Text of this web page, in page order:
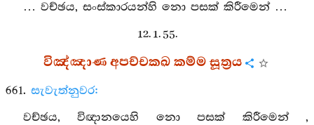
… වච්ඡය, සංස්කාරයන්හි නො පසක් කිරීමෙන් …
12. 1. 55.
විඤ්ඤාණ අපච්චකඛ කම්ම සූත්‍රය
661. සැවැත්නුවර:
වච්ඡය, විඥානයෙහි නො පසක් කිරීමෙන් ,